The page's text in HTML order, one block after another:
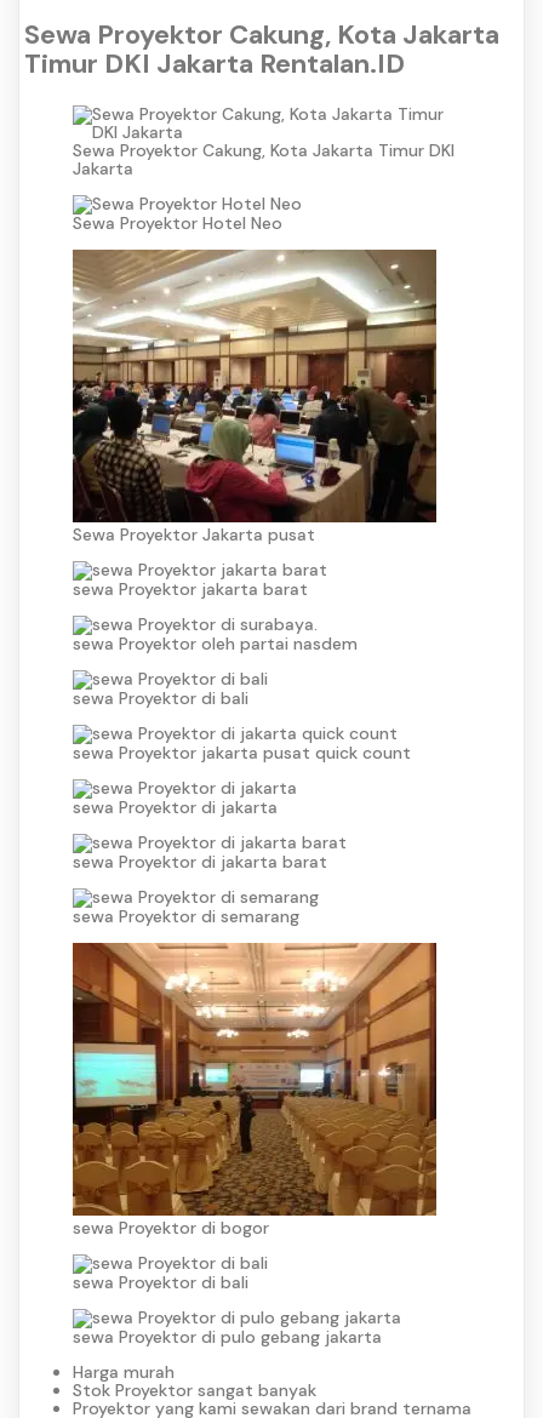
Sewa Proyektor Cakung, Kota Jakarta
Timur DKI Jakarta Rentalan.ID
Sewa Proyektor Cakung, Kota Jakarta Timur DKI
Jakarta
Sewa Proyektor Hotel Neo
Sewa Proyektor Jakarta pusat
sewa Proyektor jakarta barat
sewa Proyektor oleh partai nasdem
sewa Proyektor di bali
sewa Proyektor jakarta pusat quick count
sewa Proyektor di jakarta
sewa Proyektor di jakarta barat
sewa Proyektor di semarang
sewa Proyektor di bogor
sewa Proyektor di bali
sewa Proyektor di pulo gebang jakarta
Harga murah
Stok Proyektor sangat banyak
Proyektor yang kami sewakan dari brand ternama